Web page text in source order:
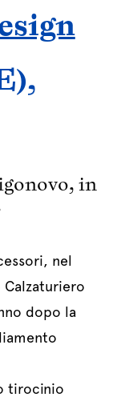
in
nel
dopo la
tirocinio